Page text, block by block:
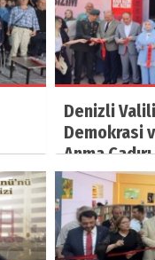
Denizli
Demokrasi
Anma